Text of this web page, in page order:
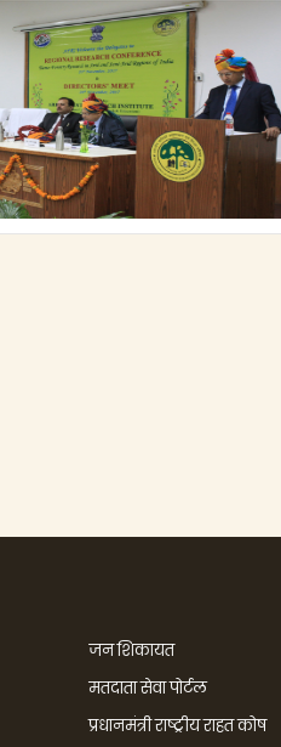
जन शिकायत
मतदाता सेवा पोर्टल
प्रधानमंत्री राष्ट्रीय राहत कोष